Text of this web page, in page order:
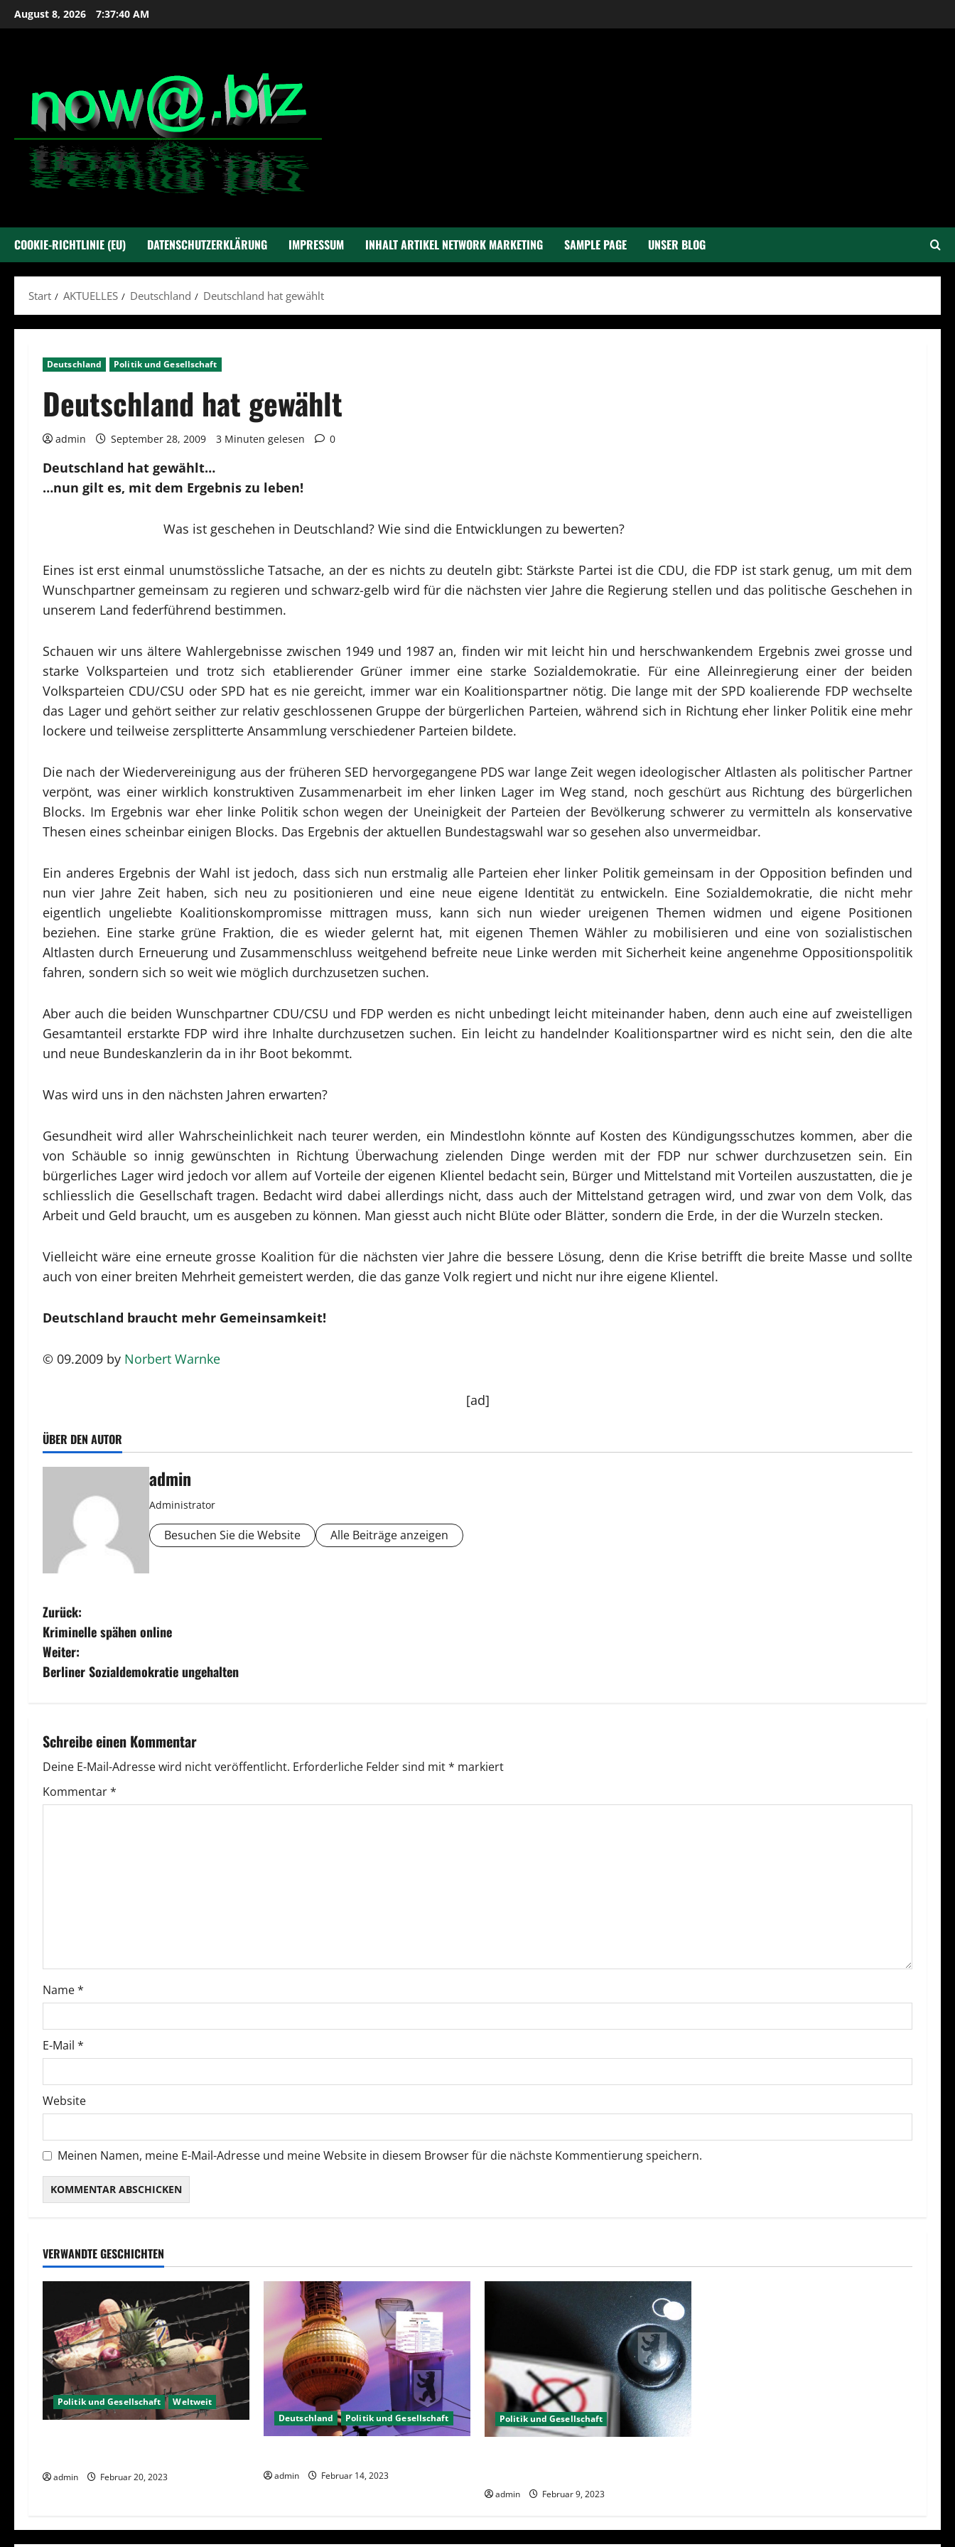
Zum
Inhalt
August 8, 2026 7:37:41 AM
COOKIE-RICHTLINIE (EU) DATENSCHUTZERKLÄRUNG IMPRESSUM INHALT ARTIKEL NETWORK MARKETING SAMPLE PAGE UNSER BLOG
Start AKTUELLES Deutschland Deutschland hat gewählt
Deutschland Politik und Gesellschaft
Deutschland hat gewählt
admin September 28, 2009 3 Minuten gelesen 0
Deutschland hat gewählt…
…nun gilt es, mit dem Ergebnis zu leben!
Was ist geschehen in Deutschland? Wie sind die Entwicklungen zu bewerten?
Eines ist erst einmal unumstössliche Tatsache, an der es nichts zu deuteln gibt: Stärkste Partei ist die CDU, die FDP ist stark genug, um mit dem
Wunschpartner gemeinsam zu regieren und schwarz-gelb wird für die nächsten vier Jahre die Regierung stellen und das politische Geschehen in
unserem Land federführend bestimmen.
Schauen wir uns ältere Wahlergebnisse zwischen 1949 und 1987 an, finden wir mit leicht hin und herschwankendem Ergebnis zwei grosse und
starke Volksparteien und trotz sich etablierender Grüner immer eine starke Sozialdemokratie. Für eine Alleinregierung einer der beiden
Volksparteien CDU/CSU oder SPD hat es nie gereicht, immer war ein Koalitionspartner nötig. Die lange mit der SPD koalierende FDP wechselte
das Lager und gehört seither zur relativ geschlossenen Gruppe der bürgerlichen Parteien, während sich in Richtung eher linker Politik eine mehr
lockere und teilweise zersplitterte Ansammlung verschiedener Parteien bildete.
Die nach der Wiedervereinigung aus der früheren SED hervorgegangene PDS war lange Zeit wegen ideologischer Altlasten als politischer Partner
verpönt, was einer wirklich konstruktiven Zusammenarbeit im eher linken Lager im Weg stand, noch geschürt aus Richtung des bürgerlichen
Blocks. Im Ergebnis war eher linke Politik schon wegen der Uneinigkeit der Parteien der Bevölkerung schwerer zu vermitteln als konservative
Thesen eines scheinbar einigen Blocks. Das Ergebnis der aktuellen Bundestagswahl war so gesehen also unvermeidbar.
Ein anderes Ergebnis der Wahl ist jedoch, dass sich nun erstmalig alle Parteien eher linker Politik gemeinsam in der Opposition befinden und
nun vier Jahre Zeit haben, sich neu zu positionieren und eine neue eigene Identität zu entwickeln. Eine Sozialdemokratie, die nicht mehr
eigentlich ungeliebte Koalitionskompromisse mittragen muss, kann sich nun wieder ureigenen Themen widmen und eigene Positionen
beziehen. Eine starke grüne Fraktion, die es wieder gelernt hat, mit eigenen Themen Wähler zu mobilisieren und eine von sozialistischen
Altlasten durch Erneuerung und Zusammenschluss weitgehend befreite neue Linke werden mit Sicherheit keine angenehme Oppositionspolitik
fahren, sondern sich so weit wie möglich durchzusetzen suchen.
Aber auch die beiden Wunschpartner CDU/CSU und FDP werden es nicht unbedingt leicht miteinander haben, denn auch eine auf zweistelligen
Gesamtanteil erstarkte FDP wird ihre Inhalte durchzusetzen suchen. Ein leicht zu handelnder Koalitionspartner wird es nicht sein, den die alte
und neue Bundeskanzlerin da in ihr Boot bekommt.
Was wird uns in den nächsten Jahren erwarten?
Gesundheit wird aller Wahrscheinlichkeit nach teurer werden, ein Mindestlohn könnte auf Kosten des Kündigungsschutzes kommen, aber die
von Schäuble so innig gewünschten in Richtung Überwachung zielenden Dinge werden mit der FDP nur schwer durchzusetzen sein. Ein
bürgerliches Lager wird jedoch vor allem auf Vorteile der eigenen Klientel bedacht sein, Bürger und Mittelstand mit Vorteilen auszustatten, die je
schliesslich die Gesellschaft tragen. Bedacht wird dabei allerdings nicht, dass auch der Mittelstand getragen wird, und zwar von dem Volk, das
Arbeit und Geld braucht, um es ausgeben zu können. Man giesst auch nicht Blüte oder Blätter, sondern die Erde, in der die Wurzeln stecken.
Vielleicht wäre eine erneute grosse Koalition für die nächsten vier Jahre die bessere Lösung, denn die Krise betrifft die breite Masse und sollte
auch von einer breiten Mehrheit gemeistert werden, die das ganze Volk regiert und nicht nur ihre eigene Klientel.
Deutschland braucht mehr Gemeinsamkeit!
© 09.2009 by Norbert Warnke
[ad]
ÜBER DEN AUTOR
admin
Administrator
Besuchen Sie die Website Alle Beiträge anzeigen
B
e
i
r
a
g
g
a
t
i
o
n
Zurück:
Kriminelle spähen online
Weiter:
Berliner Sozialdemokratie ungehalten
Schreibe einen Kommentar
Deine E-Mail-Adresse wird nicht veröffentlicht. Erforderliche Felder sind mit* markiert
Kommentar*
Name*
E-Mail *
Website
Meinen Namen, meine E-Mail-Adresse und meine Website in diesem Browser für die nächste Kommentierung speichern.
VERWANDTE GESCHICHTEN
Politik und Gesellschaft Weltweit
admin Februar 20, 2023
Deutschland Politik und Gesellschaft
admin Februar 14, 2023
Politik und Gesellschaft
admin Februar 9, 2023